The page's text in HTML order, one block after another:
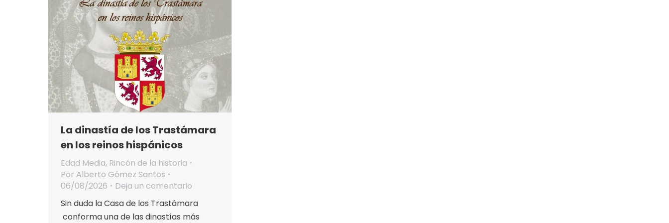
La dinastía de los Trastámara
en los reinos hispánicos
Edad Media, Rincón de la historia
Por Alberto Gómez Santos
06/08/2026
Deja un comentario
Sin duda la Casa de los Trastámara
conforma una de las dinastías más